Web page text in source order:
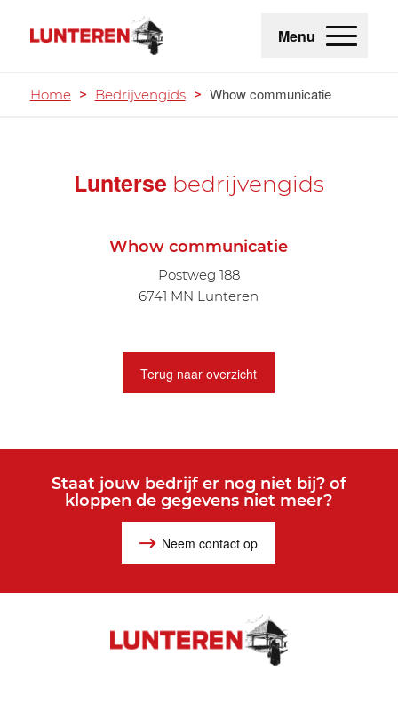
Menu
Home > Bedrijvengids > Whow communicatie
Lunterse bedrijvengids
Whow communicatie
Postweg 188
6741 MN Lunteren
Terug naar overzicht
Staat jouw bedrijf er nog niet bij? of
kloppen de gegevens niet meer?
Neem contact op